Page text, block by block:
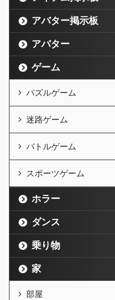
アバター掲示板
アバター
ゲーム
パズルゲーム
迷路ゲーム
バトルゲーム
スポーツゲーム
ホラー
ダンス
乗り物
家
部屋